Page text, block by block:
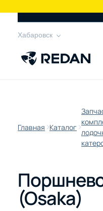
Хабаровск
Главная Каталог
(Osaka)